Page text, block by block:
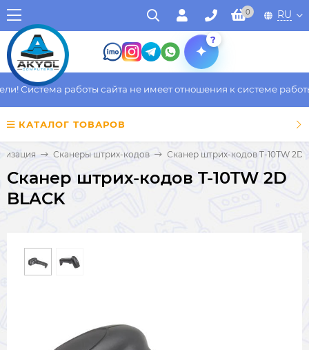
0 RU
?
Система работы сайта не имеет отношения к системе
КАТАЛОГ ТОВАРОВ
Сканеры штрих-кодов Сканер штрих-кодов T-10TW 2D
Сканер штрих-кодов T-10TW 2D
BLACK